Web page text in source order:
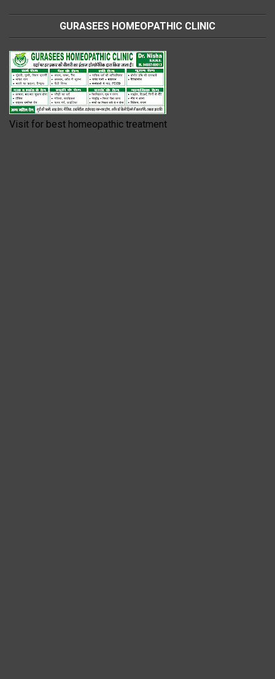
GURASEES HOMEOPATHIC CLINIC
Visit for best homeopathic treatment